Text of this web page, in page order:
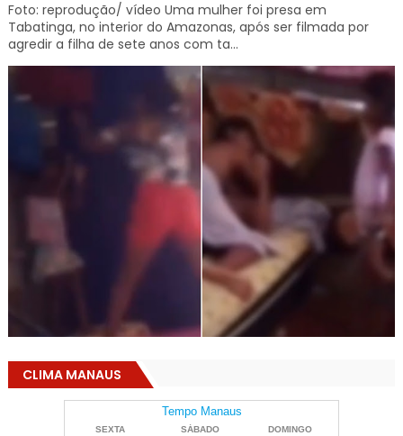
Foto: reprodução/ vídeo Uma mulher foi presa em
Tabatinga, no interior do Amazonas, após ser filmada por
agredir a filha de sete anos com ta...
CLIMA MANAUS